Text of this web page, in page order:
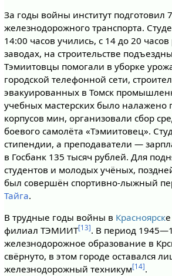
За годы войны институт подготовил
железнодорожного транспорта.
14:00 часов учились, с 14 до 20
заводах, на строительстве
Тэмиитовцы помогали в уборке
городской телефонной сети,
эвакуированных в Томск
учебных мастерских было налажено
корпусов мин, организовали сбор
боевого самолёта «Тэмиитовец».
стипендии, а преподаватели —
в Госбанк 135 тысяч рублей. Для
студентов и молодых учёных,
был совершён спортивно-лыжный
Тайга.
В трудные годы войны в Красноярск
филиал ТЭМИИТ[13]. В период
железнодорожное образование в
свёрнуто, в этом городе оставался
железнодорожный техникум[14].